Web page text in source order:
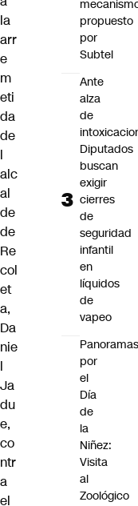
la
arr
e
m
eti
da
de
l
alc
al
de
de
Re
col
et
a,
Da
nie
l
Ja
du
e,
co
ntr
a
el
propuesto
por
Subtel
Ante
alza
de
Diputados
buscan
exigir
cierres
de
seguridad
infantil
en
líquidos
de
vapeo
Panoramas
por
el
Día
de
la
Niñez:
Visita
al
Zoológico